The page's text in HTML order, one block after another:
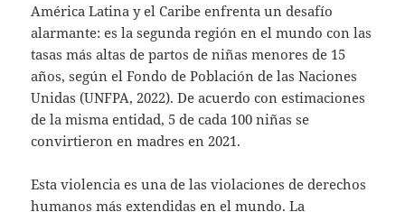
América Latina y el Caribe enfrenta un desafío
alarmante: es la segunda región en el mundo con las
tasas más altas de partos de niñas menores de 15
años, según el Fondo de Población de las Naciones
Unidas (UNFPA, 2022). De acuerdo con estimaciones
de la misma entidad, 5 de cada 100 niñas se
convirtieron en madres en 2021.
Esta violencia es una de las violaciones de derechos
humanos más extendidas en el mundo. La